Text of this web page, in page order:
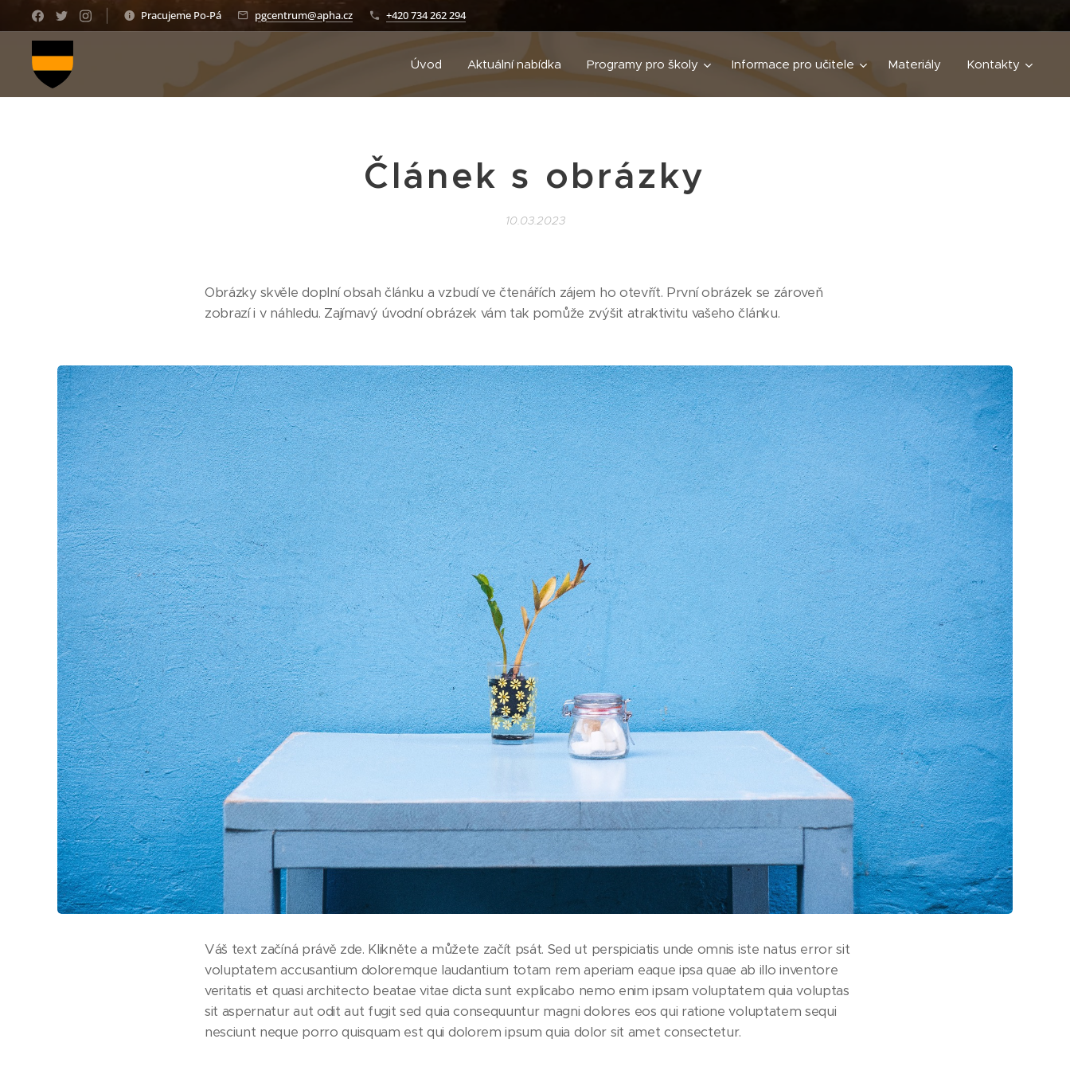
Pracujeme Po-Pá pgcentrum@apha.cz +420 734 262 294
Úvod Aktuální nabídka Programy pro školy Informace pro učitele Materiály Kontakty
Článek s obrázky
10.03.2023
Obrázky skvěle doplní obsah článku a vzbudí ve čtenářích zájem ho otevřít. První obrázek se zároveň
zobrazí i v náhledu. Zajímavý úvodní obrázek vám tak pomůže zvýšit atraktivitu vašeho článku.
Váš text začíná právě zde. Klikněte a můžete začít psát. Sed ut perspiciatis unde omnis iste natus error sit
voluptatem accusantium doloremque laudantium totam rem aperiam eaque ipsa quae ab illo inventore
veritatis et quasi architecto beatae vitae dicta sunt explicabo nemo enim ipsam voluptatem quia voluptas
sit aspernatur aut odit aut fugit sed quia consequuntur magni dolores eos qui ratione voluptatem sequi
nesciunt neque porro quisquam est qui dolorem ipsum quia dolor sit amet consectetur.